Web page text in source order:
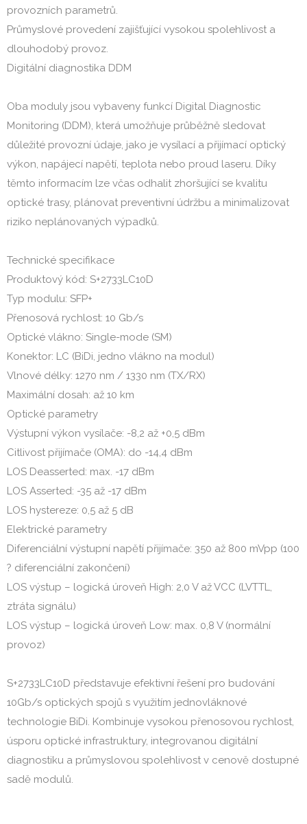
provozních parametrů.
Průmyslové provedení zajišťující vysokou spolehlivost a
dlouhodobý provoz.
Digitální diagnostika DDM
Oba moduly jsou vybaveny funkcí Digital Diagnostic
Monitoring (DDM), která umožňuje průběžně sledovat
důležité provozní údaje, jako je vysílací a přijímací optický
výkon, napájecí napětí, teplota nebo proud laseru. Díky
těmto informacím lze včas odhalit zhoršující se kvalitu
optické trasy, plánovat preventivní údržbu a minimalizovat
riziko neplánovaných výpadků.
Technické specifikace
Produktový kód: S+2733LC10D
Typ modulu: SFP+
Přenosová rychlost: 10 Gb/s
Optické vlákno: Single-mode (SM)
Konektor: LC (BiDi, jedno vlákno na modul)
Vlnové délky: 1270 nm / 1330 nm (TX/RX)
Maximální dosah: až 10 km
Optické parametry
Výstupní výkon vysílače: -8,2 až +0,5 dBm
Citlivost přijímače (OMA): do -14,4 dBm
LOS Deasserted: max. -17 dBm
LOS Asserted: -35 až -17 dBm
LOS hystereze: 0,5 až 5 dB
Elektrické parametry
Diferenciální výstupní napětí přijímače: 350 až 800 mVpp (100
? diferenciální zakončení)
LOS výstup – logická úroveň High: 2,0 V až VCC (LVTTL,
ztráta signálu)
LOS výstup – logická úroveň Low: max. 0,8 V (normální
provoz)
S+2733LC10D představuje efektivní řešení pro budování
10Gb/s optických spojů s využitím jednovláknové
technologie BiDi. Kombinuje vysokou přenosovou rychlost,
úsporu optické infrastruktury, integrovanou digitální
diagnostiku a průmyslovou spolehlivost v cenově dostupné
sadě modulů.